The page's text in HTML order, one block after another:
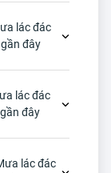
lác đác
gần đây
lác đác
gần đây
lác đác